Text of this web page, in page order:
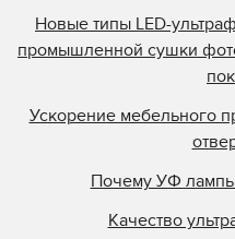
Новые типы LED-
промышленной сушки
Ускорение мебельного
Почему УФ лампы
Качество